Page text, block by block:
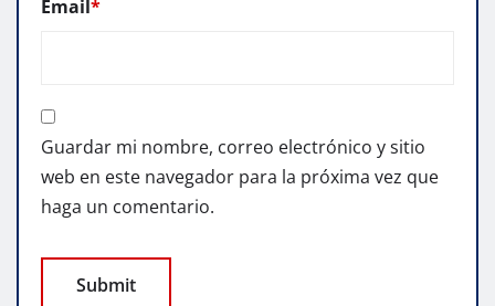
Email*
Guardar mi nombre, correo electrónico y sitio
web en este navegador para la próxima vez que
haga un comentario.